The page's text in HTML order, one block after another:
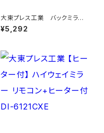
大東プレス工業 バックミラーH
400 ｺﾊﾞﾝ L005 黒 J08
330×170 DI-8B
¥5,292